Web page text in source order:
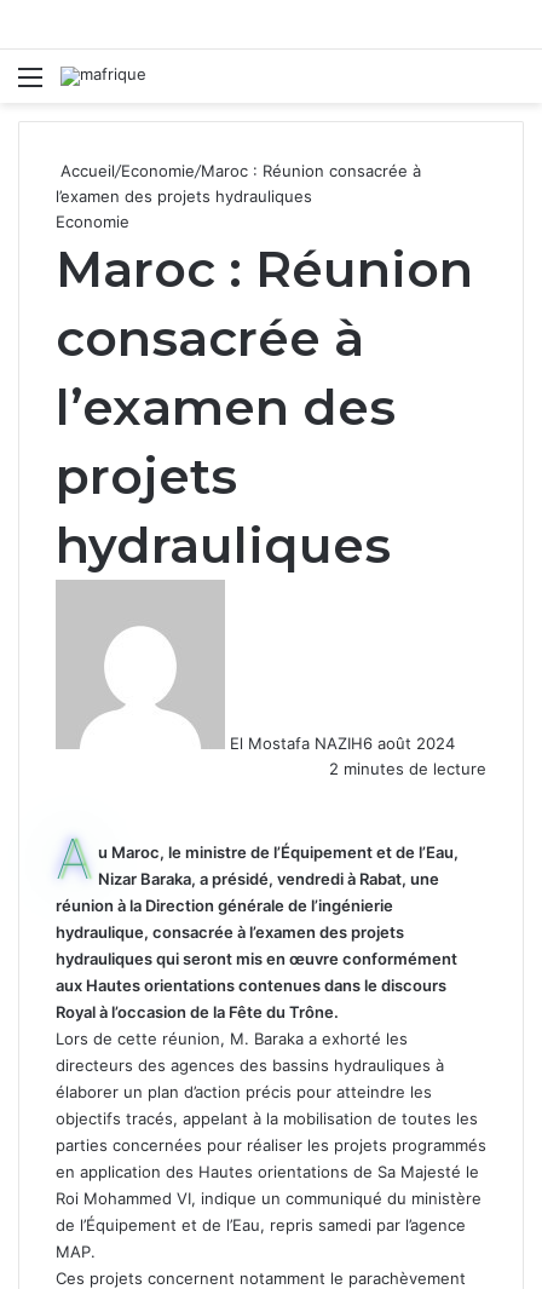
Menu
Accueil/Economie/Maroc : Réunion consacrée à
l’examen des projets hydrauliques
Economie
Maroc : Réunion
consacrée à
l’examen des
projets
hydrauliques
El Mostafa NAZIH6 août 2024
2 minutes de lecture
A u Maroc, le ministre de l’Équipement et de l’Eau,
Nizar Baraka, a présidé, vendredi à Rabat, une
réunion à la Direction générale de l’ingénierie
hydraulique, consacrée à l’examen des projets
hydrauliques qui seront mis en œuvre conformément
aux Hautes orientations contenues dans le discours
Royal à l’occasion de la Fête du Trône.
Lors de cette réunion, M. Baraka a exhorté les
directeurs des agences des bassins hydrauliques à
élaborer un plan d’action précis pour atteindre les
objectifs tracés, appelant à la mobilisation de toutes les
parties concernées pour réaliser les projets programmés
en application des Hautes orientations de Sa Majesté le
Roi Mohammed VI, indique un communiqué du ministère
de l’Équipement et de l’Eau, repris samedi par l’agence
MAP.
Ces projets concernent notamment le parachèvement